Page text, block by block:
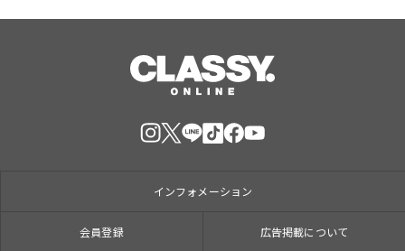
インフォメーション
会員登録 広告掲載について